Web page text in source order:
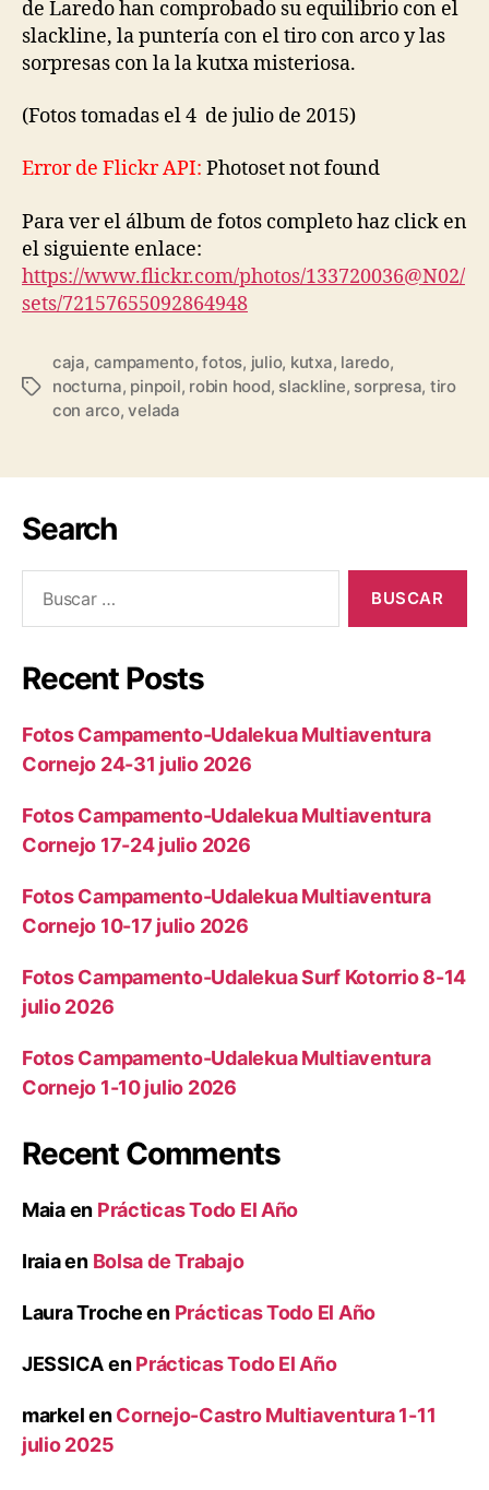
de Laredo han comprobado su equilibrio con el
slackline, la puntería con el tiro con arco y las
sorpresas con la la kutxa misteriosa.
(Fotos tomadas el 4 de julio de 2015)
Error de Flickr API: Photoset not found
Para ver el álbum de fotos completo haz click en
el siguiente enlace:
https://www.flickr.com/photos/133720036@N02/
sets/72157655092864948
caja, campamento,fotos, julio, kutxa, laredo,
nocturna, pinpoil, robin hood, slackline, sorpresa, tiro
con arco,velada
Search
Recent Posts
Fotos Campamento-Udalekua Multiaventura
Cornejo 24-31 julio 2026
Fotos Campamento-Udalekua Multiaventura
Cornejo 17-24 julio 2026
Fotos Campamento-Udalekua Multiaventura
Cornejo 10-17 julio 2026
Fotos Campamento-Udalekua Surf Kotorrio 8-14
julio 2026
Fotos Campamento-Udalekua Multiaventura
Cornejo 1-10 julio 2026
Recent Comments
Maiaen Prácticas Todo El Año
Iraiaen Bolsa de Trabajo
Laura Trocheen Prácticas Todo El Año
JESSICAenPrácticas Todo El Año
markelenCornejo-Castro Multiaventura 1-11
julio 2025